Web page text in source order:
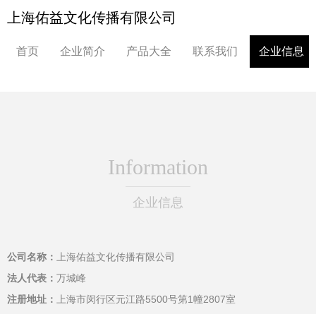
上海佑益文化传播有限公司
首页 企业简介 产品大全 联系我们 企业信息
Information
企业信息
公司名称：
上海佑益文化传播有限公司
法人代表： 万城峰
注册地址：
上海市闵行区元江路5500号第1幢2807室